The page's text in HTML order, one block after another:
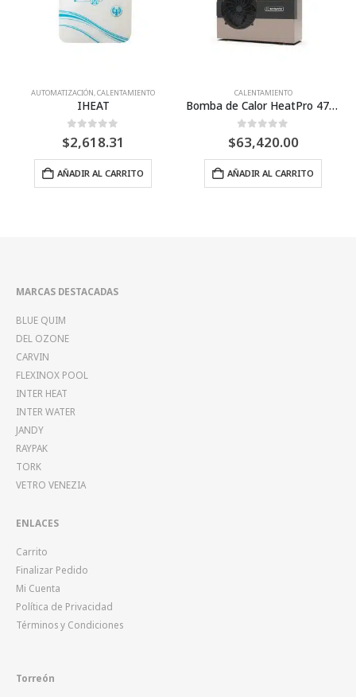
CALENTAMIENTO
0Fuera de 5
$63,420.00
AÑADIR AL CARRITO
CALENTAMIENTO
Bomba de Calor Inter Heat Mini 12,500 BTU’S 127V
0Fuera de 5
$10,450.00
AÑADIR AL CARRITO
MARCAS DESTACADAS
BLUE QUIM
DEL OZONE
CARVIN
FLEXINOX POOL
INTER HEAT
INTER WATER
JANDY
RAYPAK
TORK
VETRO VENEZIA
ENLACES
Carrito
Finalizar Pedido
Mi Cuenta
Política de Privacidad
Términos y Condiciones
Torreón